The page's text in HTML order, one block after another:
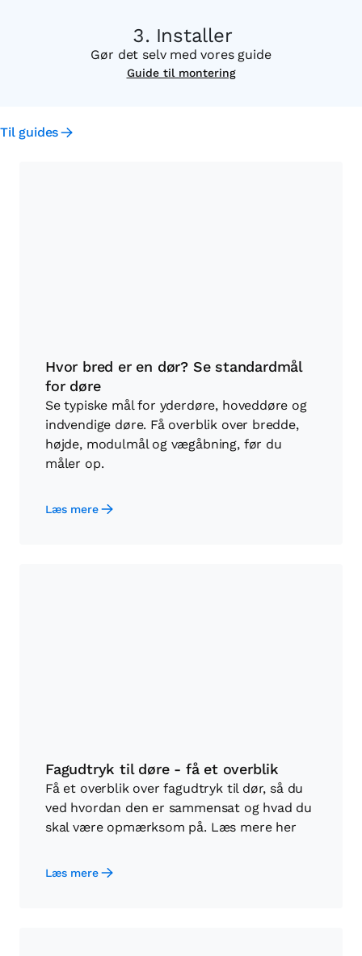
Installer
Gør det selv med vores guide
Guide til montering
Til guides
Hvor bred er en dør? Se standardmål
for døre
Se typiske mål for yderdøre, hoveddøre og
indvendige døre. Få overblik over bredde,
højde, modulmål og vægåbning, før du
måler op.
Læs mere
Fagudtryk til døre - få et overblik
Få et overblik over fagudtryk til dør, så du
ved hvordan den er sammensat og hvad du
skal være opmærksom på. Læs mere her
Læs mere